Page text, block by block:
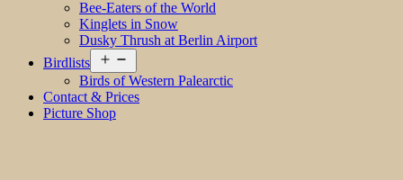
Bee-Eaters of the World
Kinglets in Snow
Dusky Thrush at Berlin Airport
Birdlists
menu
Birds of Western Palearctic
Contact & Prices
Picture Shop